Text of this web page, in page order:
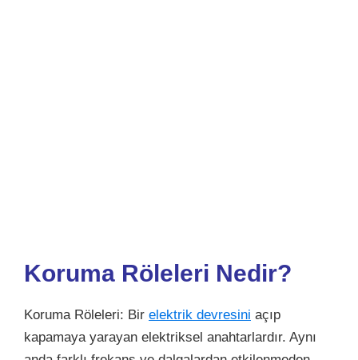
Koruma Röleleri Nedir?
Koruma Röleleri: Bir elektrik devresini açıp
kapamaya yarayan elektriksel anahtarlardır. Aynı